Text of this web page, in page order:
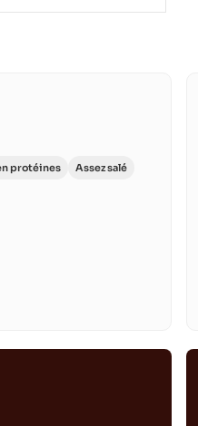
protéines
Assez salé